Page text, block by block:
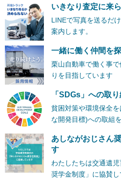
いきなり査定に来
LINEで写真を送るだ
案内します。
一緒に働く仲間を
栗山自動車で働く事
りを目指しています
「SDGs」への取
貧困対策や環境保全
な開発目標)への取組
あしながおじさん
す
わたしたちは交通遺
奨学金制度」に協賛し